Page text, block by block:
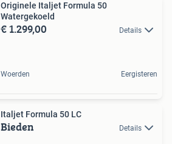
Originele Italjet Formula 50
Watergekoeld
€ 1.299,00 Details
Woerden Eergisteren
Italjet Formula 50 LC
Bieden Details